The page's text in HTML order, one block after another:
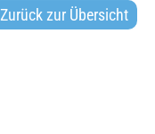
Zurück zur Übersicht